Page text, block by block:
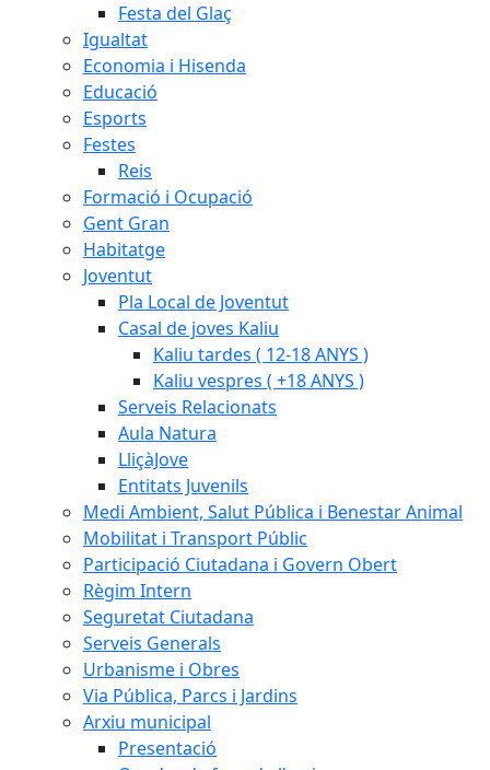
Festa del Glaç
Igualtat
Economia i Hisenda
Educació
Esports
Festes
Reis
Formació i Ocupació
Gent Gran
Habitatge
Joventut
Pla Local de Joventut
Casal de joves Kaliu
Kaliu tardes ( 12-18 ANYS )
Kaliu vespres ( +18 ANYS )
Serveis Relacionats
Aula Natura
LliçàJove
Entitats Juvenils
Medi Ambient, Salut Pública i Benestar Animal
Mobilitat i Transport Públic
Participació Ciutadana i Govern Obert
Règim Intern
Seguretat Ciutadana
Serveis Generals
Urbanisme i Obres
Via Pública, Parcs i Jardins
Arxiu municipal
Presentació